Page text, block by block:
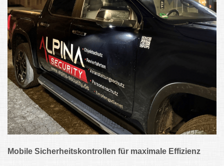
Mobile Sicherheitskontrollen für maximale Effizienz